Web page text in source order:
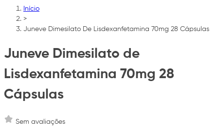
Início
>
Juneve Dimesilato De Lisdexanfetamina 70mg 28 Cápsulas
Juneve Dimesilato de
Lisdexanfetamina 70mg 28
Cápsulas
Sem avaliações